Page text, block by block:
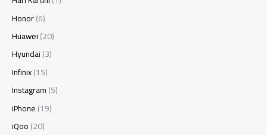
Honor(6)
Huawei(20)
Hyundai(3)
Infinix(15)
Instagram(5)
iPhone(19)
iQoo(20)